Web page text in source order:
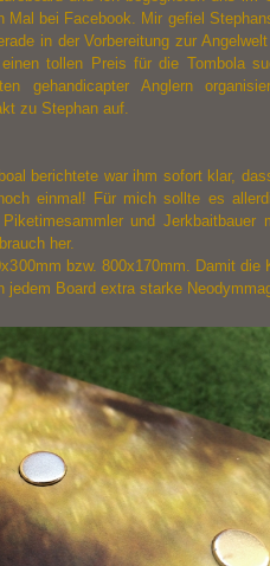
Mal bei Facebook . Mir gefiel
in der Vorbereitung zur
einen tollen Preis für die Tombola
gehandicapter Anglern
zu Stephan auf.
berichtete war ihm sofort klar,
einmal! Für mich sollte es
und Jerkbaitbauer
her.
bzw. 800x170mm. Damit die
Board extra starke